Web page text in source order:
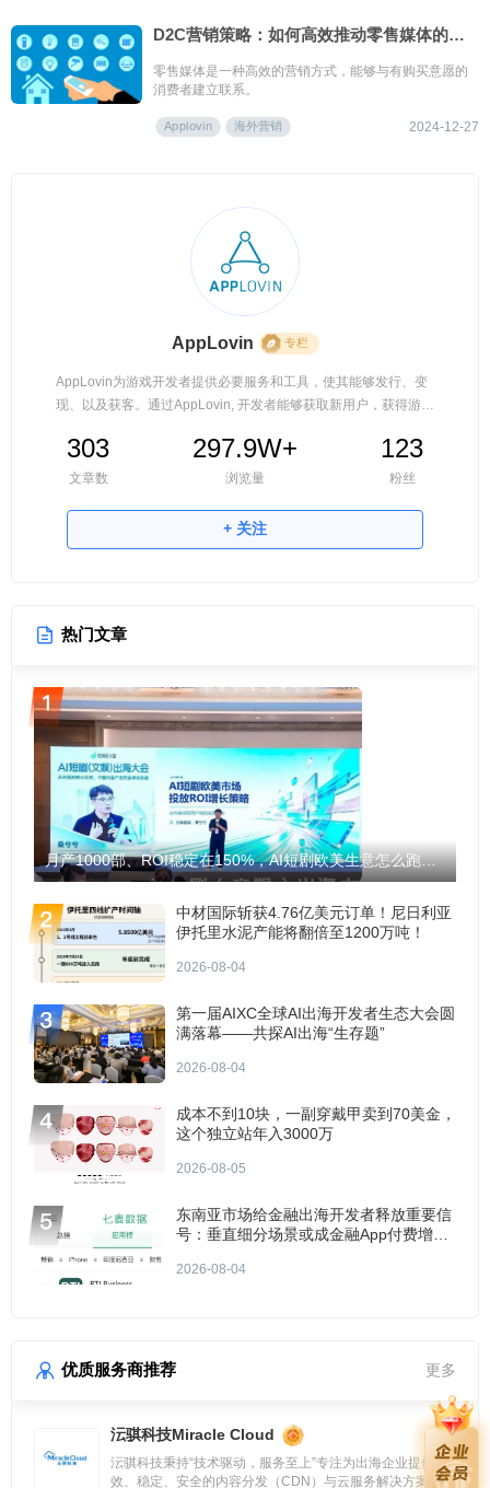
D2C营销策略：如何高效推动零售媒体的增长？
零售媒体是一种高效的营销方式，能够与有购买意愿的
消费者建立联系。
Applovin 海外营销 2024-12-27
AppLovin 专栏
AppLovin为游戏开发者提供必要服务和工具，使其能够发行、变
现、以及获客。通过AppLovin, 开发者能够获取新用户，获得游戏
303
文章数
297.9W+
浏览量
123
粉丝
+ 关注
热门文章
月产1000部、ROI稳定在150%，AI短剧欧美生意怎么跑通？
中材国际斩获4.76亿美元订单！尼日利亚
伊托里水泥产能将翻倍至1200万吨！
2026-08-04
第一届AIXC全球AI出海开发者生态大会圆
满落幕——共探AI出海“生存题”
2026-08-04
成本不到10块，一副穿戴甲卖到70美金，
这个独立站年入3000万
2026-08-05
东南亚市场给金融出海开发者释放重要信
号：垂直细分场景或成金融App付费增长
2026-08-04
优质服务商推荐 更多
沄骐科技Miracle Cloud
沄骐科技秉持“技术驱动，服务至上”专注为出海企业提供高
效、稳定、安全的内容分发（CDN）与云服务解决方案，是